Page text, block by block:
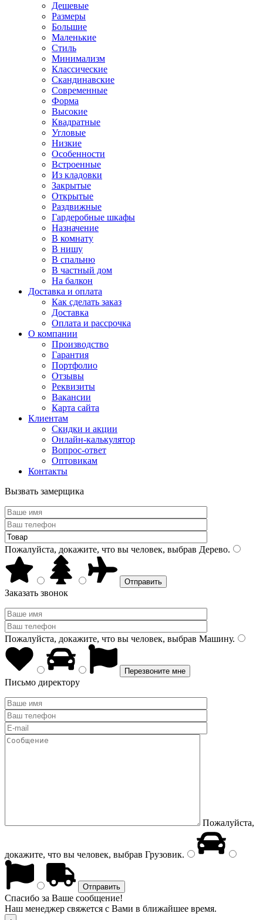
Дешевые
Размеры
Большие
Маленькие
Стиль
Минимализм
Классические
Скандинавские
Современные
Форма
Высокие
Квадратные
Угловые
Низкие
Особенности
Встроенные
Из кладовки
Закрытые
Открытые
Раздвижные
Гардеробные шкафы
Назначение
В комнату
В нишу
В спальню
В частный дом
На балкон
Доставка и оплата
Как сделать заказ
Доставка
Оплата и рассрочка
О компании
Производство
Гарантия
Портфолио
Отзывы
Реквизиты
Вакансии
Карта сайта
Клиентам
Скидки и акции
Онлайн-калькулятор
Вопрос-ответ
Оптовикам
Контакты
Вызвать замерщика
Пожалуйста, докажите, что вы человек, выбрав Дерево.
Заказать звонок
Пожалуйста, докажите, что вы человек, выбрав Машину.
Письмо директору
Пожалуйста,
докажите, что вы человек, выбрав Грузовик.
Спасибо за Ваше сообщение!
Наш менеджер свяжется с Вами в ближайшее время.